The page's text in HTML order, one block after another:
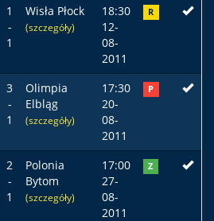
1
-
1
Wisła Płock
(szczegóły)
18:30
12-
08-
2011
R
3
-
1
Olimpia
Elbląg
(szczegóły)
17:30
20-
08-
2011
P
2
-
1
Polonia
Bytom
(szczegóły)
17:00
27-
08-
2011
Z